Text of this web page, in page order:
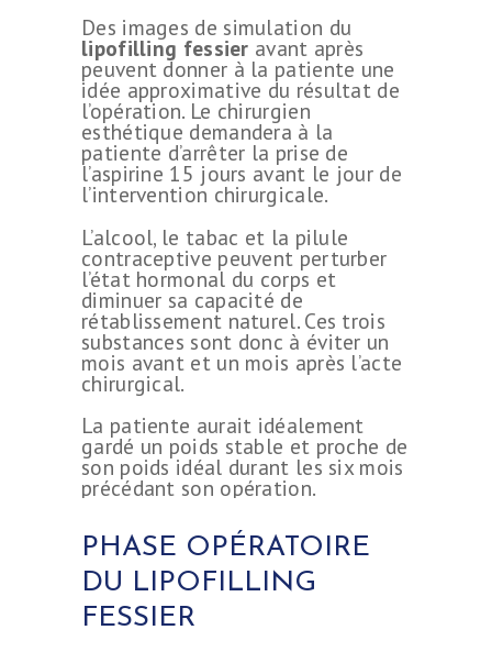
Des images de simulation du
lipofilling fessier avant après
peuvent donner à la patiente une
idée approximative du résultat de
l’opération. Le chirurgien
esthétique demandera à la
patiente d’arrêter la prise de
l’aspirine 15 jours avant le jour de
l’intervention chirurgicale.
L’alcool, le tabac et la pilule
contraceptive peuvent perturber
l’état hormonal du corps et
diminuer sa capacité de
rétablissement naturel. Ces trois
substances sont donc à éviter un
mois avant et un mois après l’acte
chirurgical.
La patiente aurait idéalement
gardé un poids stable et proche de
son poids idéal durant les six mois
précédant son opération.
PHASE OPÉRATOIRE
DU LIPOFILLING
FESSIER